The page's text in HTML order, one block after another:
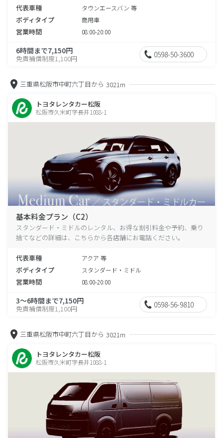
代表車種 タウンエースバン 等
ボディタイプ 商用車
営業時間 08:00-20:00
6時間まで7,150円
免責補償制度1,100円 0598-50-3600
三重県松阪市中町六丁目から 3021m
トヨタレンタカー松阪
松阪市久米町字長井1088-1
基本料金プラン（C2）
スタンダード・ミドルのレンタル、お得な割引料金や予約、乗り
捨てなどの詳細は、こちらから各店舗にお電話ください。
代表車種 アクア 等
ボディタイプ スタンダード・ミドル
営業時間 08:00-20:00
3～6時間まで7,150円
免責補償制度1,100円 0598-56-9810
三重県松阪市中町六丁目から 3021m
トヨタレンタカー松阪
松阪市久米町字長井1088-1